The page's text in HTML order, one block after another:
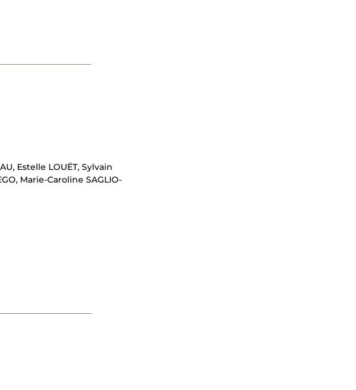
Estelle LOUËT, Sylvain
Marie-Caroline SAGLIO-